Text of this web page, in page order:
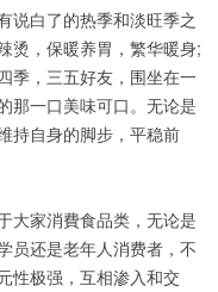
说白了的热季和淡旺季之
烫，保暖养胃，繁华暖身;
季，三五好友，围坐在一
那一口美味可口。无论是
持自身的脚步，平稳前
大家消費食品类，无论是
员还是老年人消费者，不
性极强，互相渗入和交